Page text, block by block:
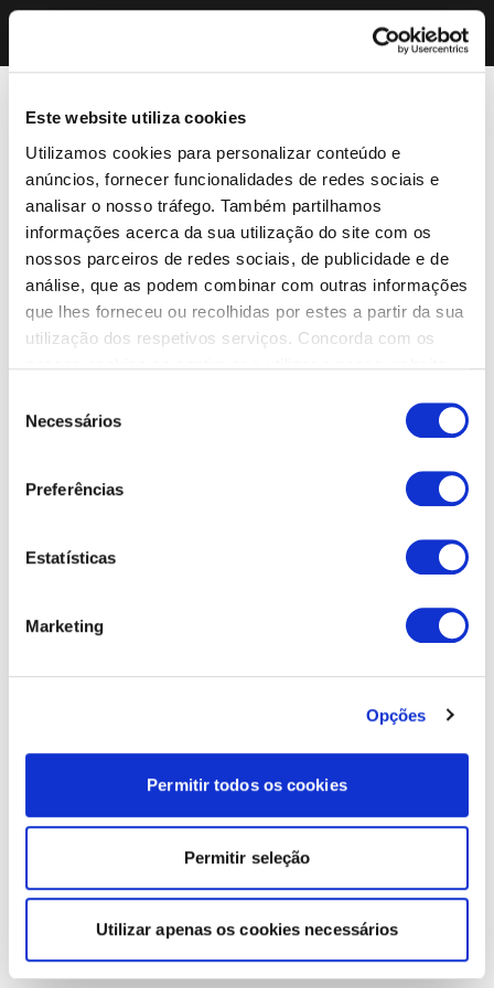
Este website utiliza cookies
Utilizamos cookies para personalizar conteúdo e
anúncios, fornecer funcionalidades de redes sociais e
analisar o nosso tráfego. Também partilhamos
informações acerca da sua utilização do site com os
nossos parceiros de redes sociais, de publicidade e de
análise, que as podem combinar com outras informações
que lhes forneceu ou recolhidas por estes a partir da sua
utilização dos respetivos serviços. Concorda com os
Necessários
Preferências
Estatísticas
Marketing
Opções
Permitir todos os cookies
Permitir seleção
Utilizar apenas os cookies necessários